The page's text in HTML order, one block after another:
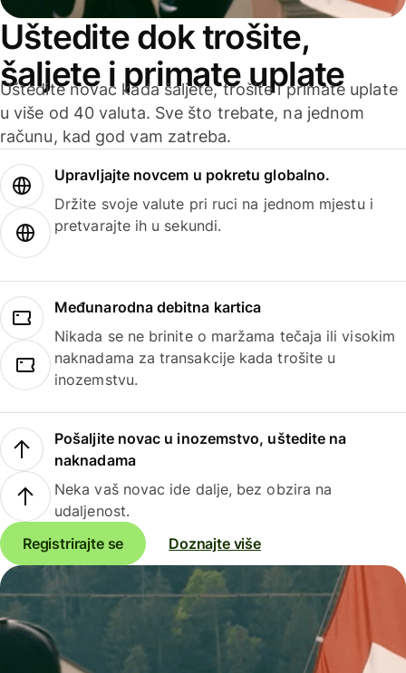
Uštedite dok trošite,
šaljete i primate uplate
Uštedite novac kada šaljete, trošite i primate uplate
u više od 40 valuta. Sve što trebate, na jednom
računu, kad god vam zatreba.
Upravljajte novcem u pokretu globalno.
Držite svoje valute pri ruci na jednom mjestu i
pretvarajte ih u sekundi.
Međunarodna debitna kartica
Nikada se ne brinite o maržama tečaja ili visokim
naknadama za transakcije kada trošite u
inozemstvu.
Pošaljite novac u inozemstvo, uštedite na
naknadama
Neka vaš novac ide dalje, bez obzira na
udaljenost.
Registrirajte se
Doznajte više